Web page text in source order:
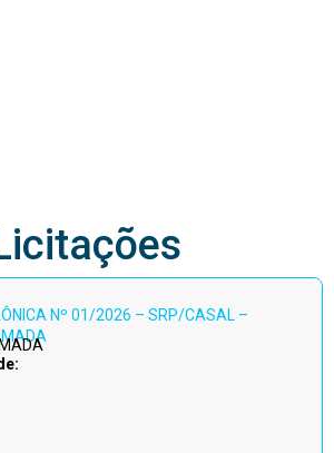
Nº 01/2026 – SRP/CASAL –